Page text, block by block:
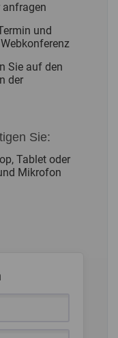
anfragen
und
Sie auf den
der
Sie:
Tablet oder
Mikrofon